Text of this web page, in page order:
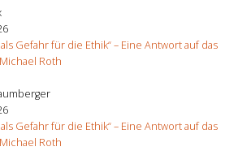
Gefahr für die Ethik“ – Eine Antwort auf das
Roth
Gefahr für die Ethik“ – Eine Antwort auf das
Roth